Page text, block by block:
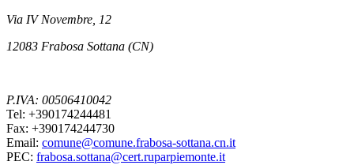
Via IV Novembre, 12
12083 Frabosa Sottana (CN)
P.IVA: 00506410042
Tel: +390174244481
Fax: +390174244730
Email: comune@comune.frabosa-sottana.cn.it
PEC: frabosa.sottana@cert.ruparpiemonte.it